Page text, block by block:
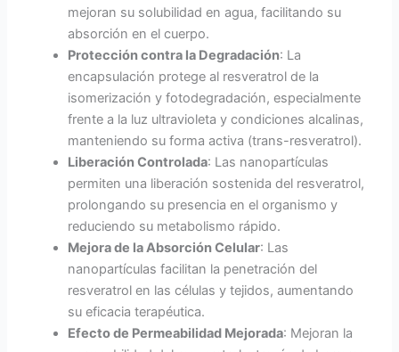
mejoran su solubilidad en agua, facilitando su
absorción en el cuerpo.
Protección contra la Degradación: La
encapsulación protege al resveratrol de la
isomerización y fotodegradación, especialmente
frente a la luz ultravioleta y condiciones alcalinas,
manteniendo su forma activa (trans-resveratrol).
Liberación Controlada: Las nanopartículas
permiten una liberación sostenida del resveratrol,
prolongando su presencia en el organismo y
reduciendo su metabolismo rápido.
Mejora de la Absorción Celular: Las
nanopartículas facilitan la penetración del
resveratrol en las células y tejidos, aumentando
su eficacia terapéutica.
Efecto de Permeabilidad Mejorada: Mejoran la